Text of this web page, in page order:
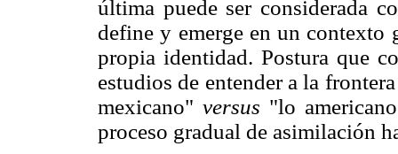
última puede ser considerada
define y emerge en un
propia identidad. Postura que
estudios de entender a la
mexicano" versus "lo
proceso gradual de asimilación